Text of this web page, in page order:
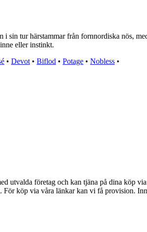
i sin tur härstammar från fornnordiska nös,
eller instinkt.
• Devot • Biflod • Potage • Nobless •
utvalda företag och kan tjäna på dina köp
köp via våra länkar kan vi få provision.